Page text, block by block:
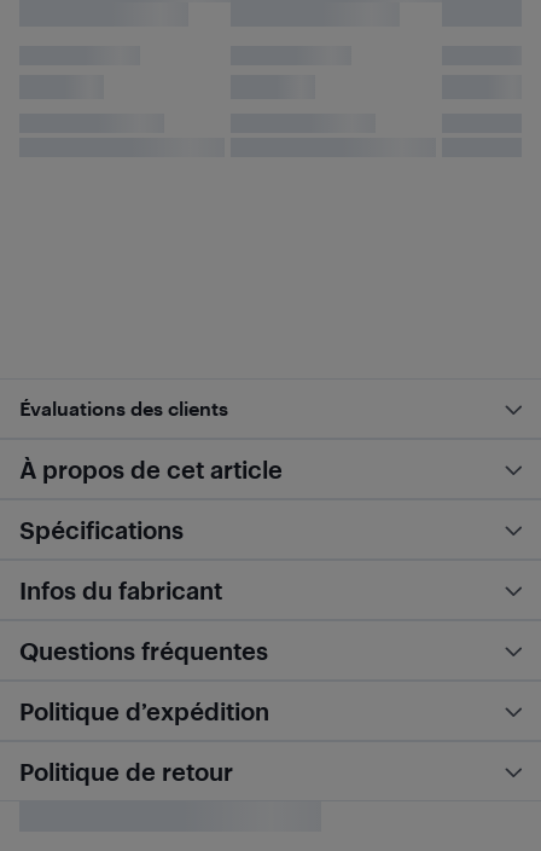
Évaluations des clients
À propos de cet article
Spécifications
Infos du fabricant
Questions fréquentes
Politique d’expédition
Politique de retour